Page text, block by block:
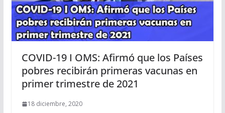
COVID-19 I OMS: Afirmó que los Países
pobres recibirán primeras vacunas en
primer trimestre de 2021
18 diciembre, 2020